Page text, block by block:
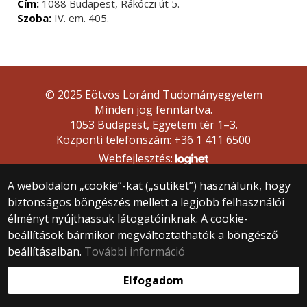
Cím: 1088 Budapest, Rákóczi út 5.
Szoba: IV. em. 405.
A weboldalon „cookie”-kat („sütiket”) használunk, hogy
biztonságos böngészés mellett a legjobb felhasználói
élményt nyújthassuk látogatóinknak. A cookie-
beállítások bármikor megváltoztathatók a böngésző
beállításaiban. További információ
Elfogadom
© 2025 Eötvös Loránd Tudományegyetem
Minden jog fenntartva.
1053 Budapest, Egyetem tér 1–3.
Központi telefonszám: +36 1 411 6500
Webfejlesztés: